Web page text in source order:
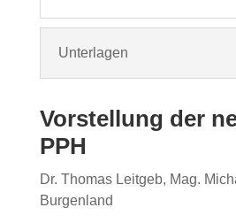
Unterlagen
Vorstellung der
PPH
Dr. Thomas Leitgeb, Mag.
Burgenland